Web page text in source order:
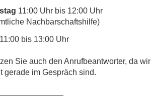
11:00 Uhr bis 12:00 Uhr
Nachbarschaftshilfe)
11:00 bis 13:00 Uhr
Sie auch den Anrufbeantworter, da wir
gerade im Gespräch sind.